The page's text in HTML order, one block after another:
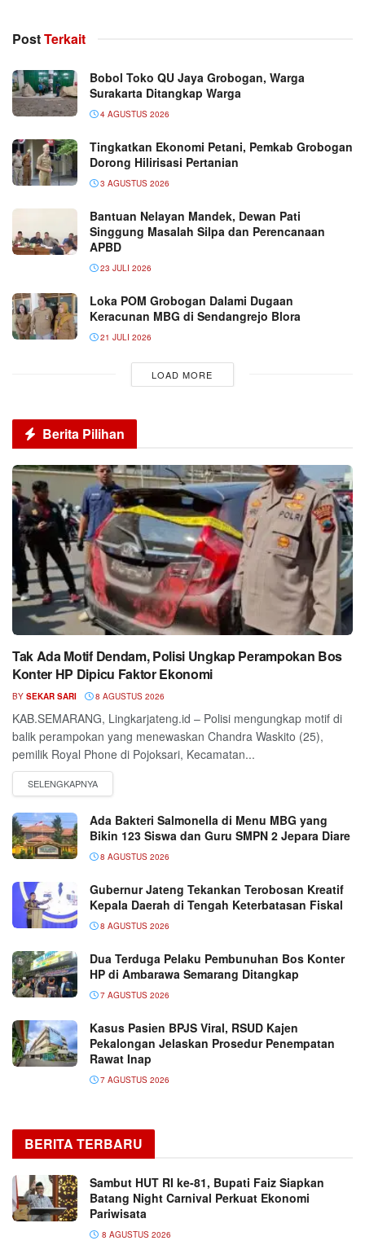
PostTerkait
Bobol Toko QU Jaya Grobogan, Warga
Surakarta Ditangkap Warga
4 AGUSTUS 2026
Tingkatkan Ekonomi Petani, Pemkab Grobogan
Dorong Hilirisasi Pertanian
3 AGUSTUS 2026
Bantuan Nelayan Mandek, Dewan Pati
Singgung Masalah Silpa dan Perencanaan
APBD
23 JULI 2026
Loka POM Grobogan Dalami Dugaan
Keracunan MBG di Sendangrejo Blora
21 JULI 2026
LOAD MORE
Berita Pilihan
Tak Ada Motif Dendam, Polisi Ungkap Perampokan Bos
Konter HP Dipicu Faktor Ekonomi
BY SEKAR SARI 8 AGUSTUS 2026
KAB.SEMARANG, Lingkarjateng.id – Polisi mengungkap motif di
balik perampokan yang menewaskan Chandra Waskito (25),
pemilik Royal Phone di Pojoksari, Kecamatan...
Ada Bakteri Salmonella di Menu MBG yang
Bikin 123 Siswa dan Guru SMPN 2 Jepara Diare
8 AGUSTUS 2026
Gubernur Jateng Tekankan Terobosan Kreatif
Kepala Daerah di Tengah Keterbatasan Fiskal
8 AGUSTUS 2026
Dua Terduga Pelaku Pembunuhan Bos Konter
HP di Ambarawa Semarang Ditangkap
7 AGUSTUS 2026
Kasus Pasien BPJS Viral, RSUD Kajen
Pekalongan Jelaskan Prosedur Penempatan
Rawat Inap
7 AGUSTUS 2026
BERITA TERBARU
Sambut HUT RI ke-81, Bupati Faiz Siapkan
Batang Night Carnival Perkuat Ekonomi
Pariwisata
8 AGUSTUS 2026